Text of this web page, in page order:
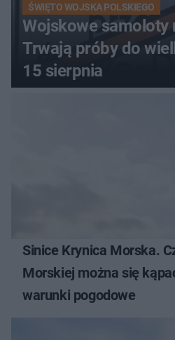
ŚWIĘTO WOJSKA POLSKIEGO
Wojskowe samoloty
Trwają próby do
15 sierpnia
Sinice Krynica Morska.
Morskiej można się
warunki pogodowe